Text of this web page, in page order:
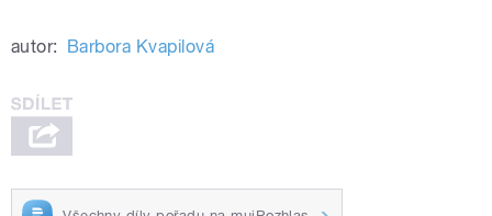
autor: Barbora Kvapilová